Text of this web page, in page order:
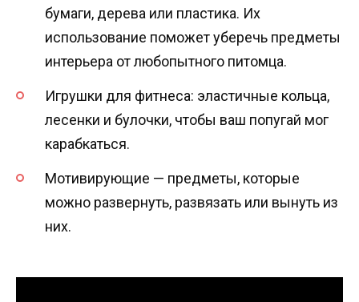
бумаги, дерева или пластика. Их
использование поможет уберечь предметы
интерьера от любопытного питомца.
Игрушки для фитнеса: эластичные кольца,
лесенки и булочки, чтобы ваш попугай мог
карабкаться.
Мотивирующие — предметы, которые
можно развернуть, развязать или вынуть из
них.